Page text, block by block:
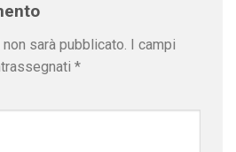
sarà pubblicato. I campi
*